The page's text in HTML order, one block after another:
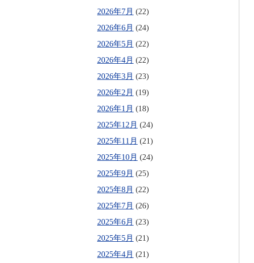
2026年7月 (22)
2026年6月 (24)
2026年5月 (22)
2026年4月 (22)
2026年3月 (23)
2026年2月 (19)
2026年1月 (18)
2025年12月 (24)
2025年11月 (21)
2025年10月 (24)
2025年9月 (25)
2025年8月 (22)
2025年7月 (26)
2025年6月 (23)
2025年5月 (21)
2025年4月 (21)